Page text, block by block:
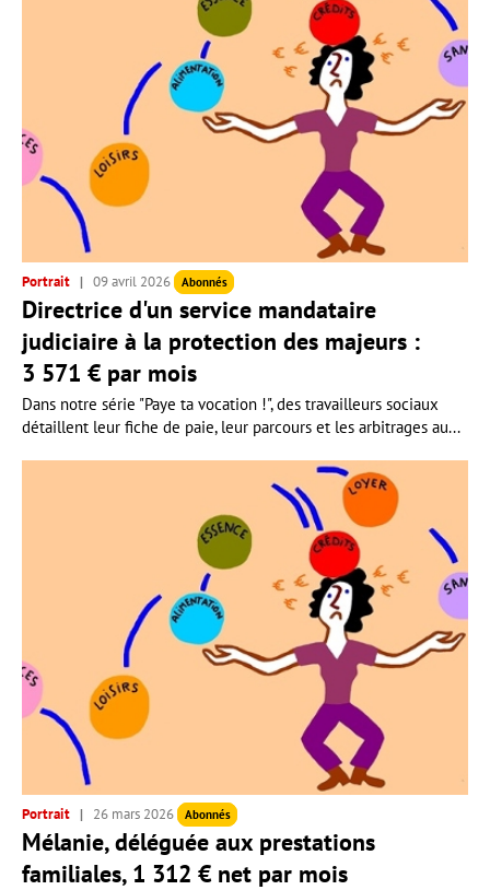
Portrait 09 avril 2026 Abonnés
Directrice d'un service mandataire
judiciaire à la protection des majeurs :
3 571 € par mois
Dans notre série "Paye ta vocation !", des travailleurs sociaux
détaillent leur fiche de paie, leur parcours et les arbitrages au...
Portrait 26 mars 2026 Abonnés
Mélanie, déléguée aux prestations
familiales, 1 312 € net par mois